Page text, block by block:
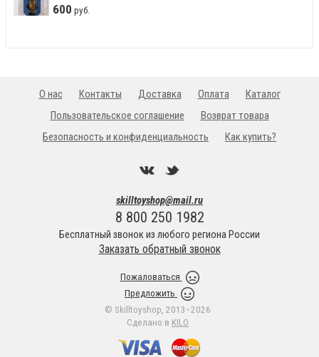
600 руб.
skilltoyshop@mail.ru
8 800 250 1982
Бесплатный звонок из любого региона России
Заказать обратный звонок
Пожаловаться
Предложить
© Skilltoyshop, 2013−2026
Сделано в KILO
О нас Контакты Доставка Оплата
Каталог
Пользовательское соглашение
Возврат товара
Безопасность и конфиденциальность
Как купить?